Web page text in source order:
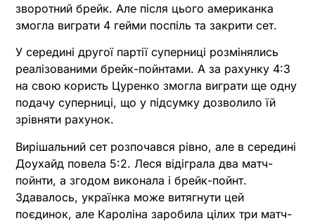
зворотний брейк. Але після цього американка
змогла виграти 4 гейми поспіль та закрити сет.
У середині другої партії суперниці розмінялись
реалізованими брейк-пойнтами. А за рахунку 4:3
на свою користь Цуренко змогла виграти ще одну
подачу суперниці, що у підсумку дозволило їй
зрівняти рахунок.
Вирішальний сет розпочався рівно, але в середині
Доухайд повела 5:2. Леся відіграла два матч-
пойнти, а згодом виконала і брейк-пойнт.
Здавалось, українка може витягнути цей
поєдинок, але Кароліна заробила цілих три матч-